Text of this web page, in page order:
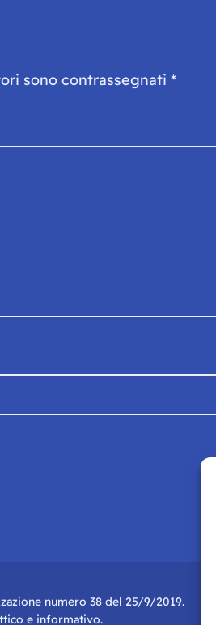
sono contrassegnati *
numero 38 del 25/9/2019.
e informativo.